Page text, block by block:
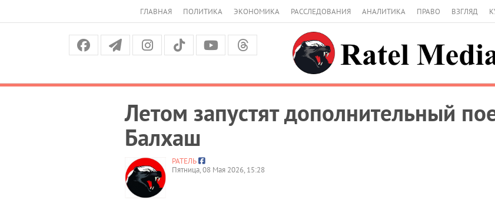
ГЛАВНАЯ ПОЛИТИКА ЭКОНОМИКА РАССЛЕДОВАНИЯ АНАЛИТИКА ПРАВО ВЗГЛЯД
Летом запустят дополнительный
Балхаш
РАТЕЛЬ
Пятница, 08 Мая 2026, 15:28